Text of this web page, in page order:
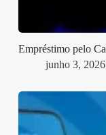
Empréstimo pelo
junho 3, 2026